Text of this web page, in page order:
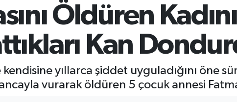
Öldüren
Kan
yıllarca şiddet uyguladığını öne
vurarak öldüren 5 çocuk annesi
ve Fikstür